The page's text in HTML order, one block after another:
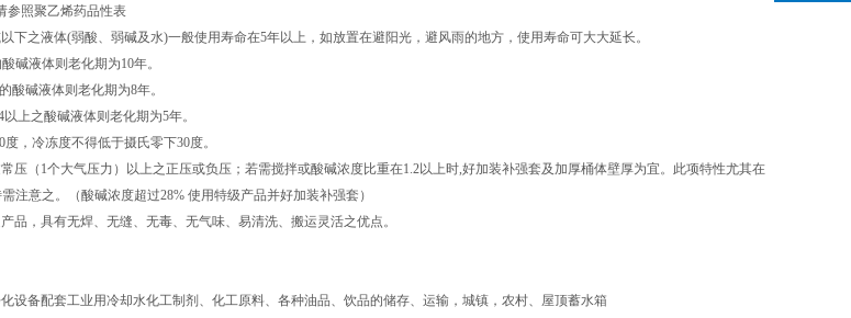
参照聚乙烯药品性表
下之液体(弱酸、弱碱及水)一般使用寿命在5年以上，如放置在避阳光，避风雨的地方，使用寿命可大大延长。
碱液体则老化期为10年。
碱液体则老化期为8年。
酸碱液体则老化期为5年。
，冷冻度不得低于摄氏零下30度。
压（1个大气压力）以上之正压或负压；若需搅拌或酸碱浓度比重在1.2以上时,好加装补强套及加厚桶体壁厚为宜。此项特性尤其在
注意之。（酸碱浓度超过28% 使用特级产品并好加装补强套）
品，具有无焊、无缝、无毒、无气味、易清洗、搬运灵活之优点。
设备配套工业用冷却水化工制剂、化工原料、各种油品、饮品的储存、运输，城镇，农村、屋顶蓄水箱